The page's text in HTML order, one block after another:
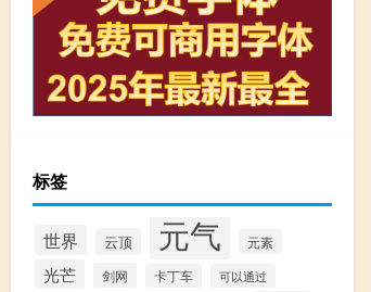
标签
世界 云顶 元气 元素
光芒 剑网 卡丁车 可以通过